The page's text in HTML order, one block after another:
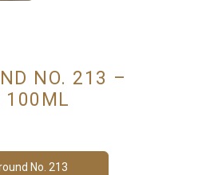
NO. 213 –
100ML
No. 213